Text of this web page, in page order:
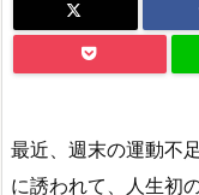
最近、週末の運動不
に誘われて、人生初